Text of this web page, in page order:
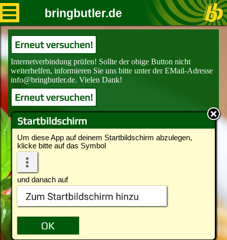
Startbildschirm
Um diese App auf deinem Startbildschirm abzulegen,
klicke bitte auf das Symbol
und danach auf
bringbutler.de
Erneut versuchen!
Erneut versuchen!